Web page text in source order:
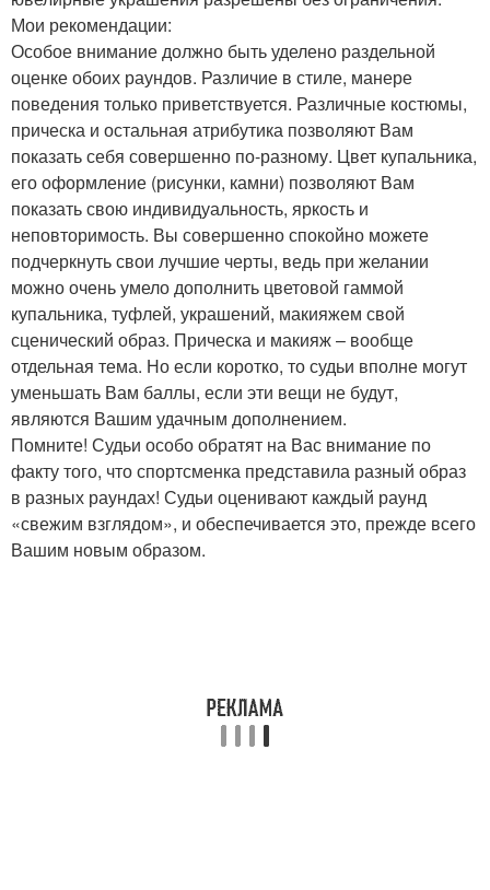
Мои рекомендации:
Особое внимание должно быть уделено раздельной
оценке обоих раундов. Различие в стиле, манере
поведения только приветствуется. Различные костюмы,
прическа и остальная атрибутика позволяют Вам
показать себя совершенно по-разному. Цвет купальника,
его оформление (рисунки, камни) позволяют Вам
показать свою индивидуальность, яркость и
неповторимость. Вы совершенно спокойно можете
подчеркнуть свои лучшие черты, ведь при желании
можно очень умело дополнить цветовой гаммой
купальника, туфлей, украшений, макияжем свой
сценический образ. Прическа и макияж – вообще
отдельная тема. Но если коротко, то судьи вполне могут
уменьшать Вам баллы, если эти вещи не будут,
являются Вашим удачным дополнением.
Помните! Судьи особо обратят на Вас внимание по
факту того, что спортсменка представила разный образ
в разных раундах! Судьи оценивают каждый раунд
«свежим взглядом», и обеспечивается это, прежде всего
Вашим новым образом.